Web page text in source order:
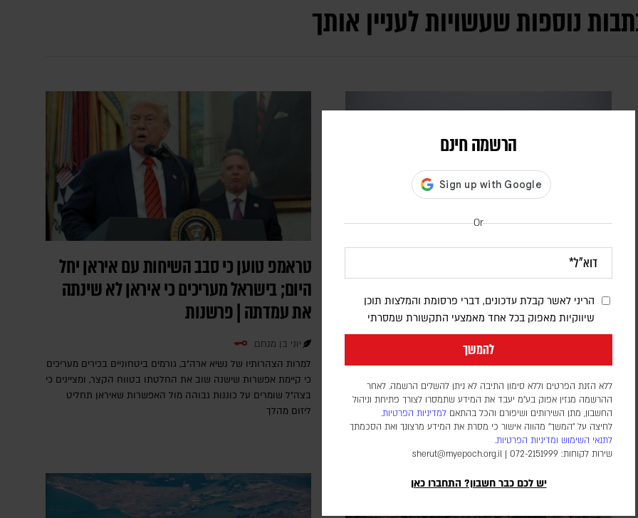
הרשמה חינם
Or
הריני לאשר קבלת עדכונים, דברי פרסומת והמלצות תוכן
שיווקיות מאפוק בכל אחד מאמצעי התקשורת שמסרתי
להמשך
ללא הזנת הפרטים וללא סימון התיבה לא ניתן להשלים הרשמה. לאחר
ההרשמה מגזין אפוק בע״מ יעבד את המידע שתמסרו לצורך פתיחת וניהול
החשבון, מתן השירותים ושיפורם והכל בהתאם למדיניות הפרטיות.
לחיצה על "המשך" מהווה אישור כי מסרת את המידע מרצונך ואת הסכמתך
לתנאי השימוש ומדיניות הפרטיות.
שירות לקוחות: 072-2151999 |
sherut@myepoch.org.il
יש לכם כבר חשבון? התחברו כאן
נוספות שעשויות לעניין אותך
המערכה הכלכלית נגד איראן נכנסת למבחן |
פרשנות
יוני בן מנחם
יצוא הנפט נפגע, הסחר הימי מצטמצם והלחץ על המשק גובר;
וושינגטון מבקשת לתרגם את המחיר הכלכלי לשינוי מדיני, וטהראן
טראמפ טוען כי סבב השיחות עם איראן יחל
היום; בישראל מעריכים כי איראן לא שינתה
את עמדתה | פרשנות
יוני בן מנחם
למרות הצהרותיו של נשיא ארה"ב, גורמים ביטחוניים בכירים מעריכים
כי קיימת אפשרות שישנה שוב את החלטתו בטווח הקצר, ומציינים כי
בצה"ל שומרים על כוננות גבוהה מול האפשרות שאיראן תחליט
ליזום מהלך